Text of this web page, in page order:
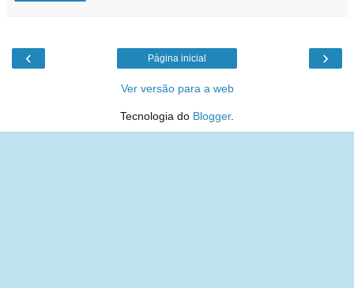
‹ ›
Página inicial
Ver versão para a web
Tecnologia do Blogger.